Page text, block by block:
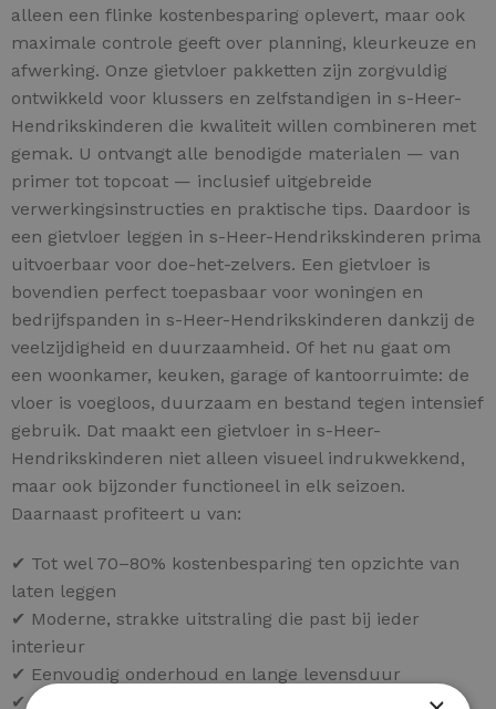
alleen een flinke kostenbesparing oplevert, maar ook
maximale controle geeft over planning, kleurkeuze en
afwerking. Onze gietvloer pakketten zijn zorgvuldig
ontwikkeld voor klussers en zelfstandigen in s-Heer-
Hendrikskinderen die kwaliteit willen combineren met
gemak. U ontvangt alle benodigde materialen — van
primer tot topcoat — inclusief uitgebreide
verwerkingsinstructies en praktische tips. Daardoor is
een gietvloer leggen in s-Heer-Hendrikskinderen prima
uitvoerbaar voor doe-het-zelvers. Een gietvloer is
bovendien perfect toepasbaar voor woningen en
bedrijfspanden in s-Heer-Hendrikskinderen dankzij de
veelzijdigheid en duurzaamheid. Of het nu gaat om
een woonkamer, keuken, garage of kantoorruimte: de
vloer is voegloos, duurzaam en bestand tegen intensief
gebruik. Dat maakt een gietvloer in s-Heer-
Hendrikskinderen niet alleen visueel indrukwekkend,
maar ook bijzonder functioneel in elk seizoen.
Daarnaast profiteert u van:
✔ Tot wel 70–80% kostenbesparing ten opzichte van
laten leggen
✔ Moderne, strakke uitstraling die past bij ieder
interieur
✔ Eenvoudig onderhoud en lange levensduur
✔ Keuze uit diverse kleuren en afwerkingen